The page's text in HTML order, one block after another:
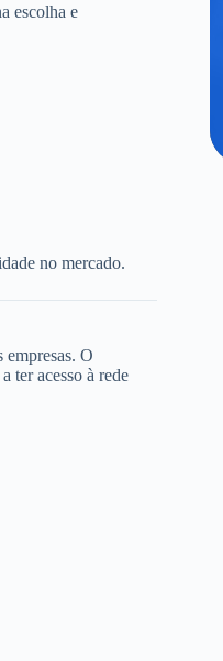
escolha e
no mercado.
empresas. O
ter acesso à rede